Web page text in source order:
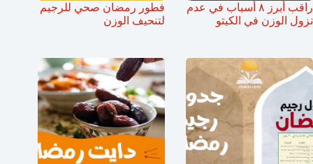
راقب أبرز ٨ أسباب في عدم
نزول الوزن في الكيتو
فطور رمضان صحي للرجيم
لتنحيف الوزن